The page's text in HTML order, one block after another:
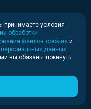
«Медиапалуба»
принимаете условия
обработки
файлов cookies и
персональных данных
вы обязаны покинуть